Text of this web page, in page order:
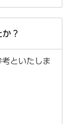
？
といたしま